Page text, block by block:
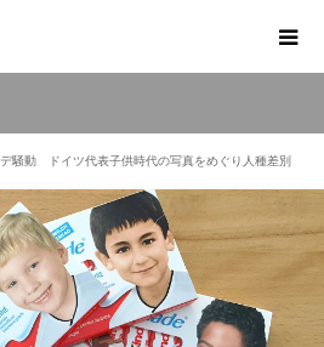
騒動 ドイツ代表子供時代の写真をめぐり人種差別